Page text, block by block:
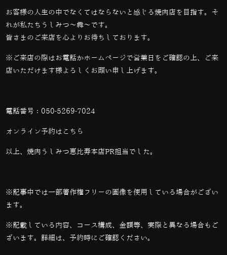
お客様の人生の中でなくてはならないと感じる焼肉店を目指す。そ
れが私たちうしみつ～犇～です。
皆さまのご来店を心よりお待ちしております。
※ご来店の際はお電話かホームページで営業日をご確認の上、ご来
店いただけます様よろしくお願い申し上げます。
電話番号： 050-5269-7024
オンライン予約は こちら
以上、焼肉うしみつ恵比寿本店PR担当でした。
※記事中では一部著作権フリーの画像を使用している場合がござい
ます。
※記載している内容、コース構成、金額等、実際と異なる場合もご
ざいます。詳細は、予約時にご確認ください。